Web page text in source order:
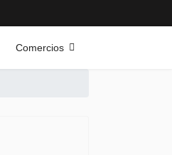
Comercios